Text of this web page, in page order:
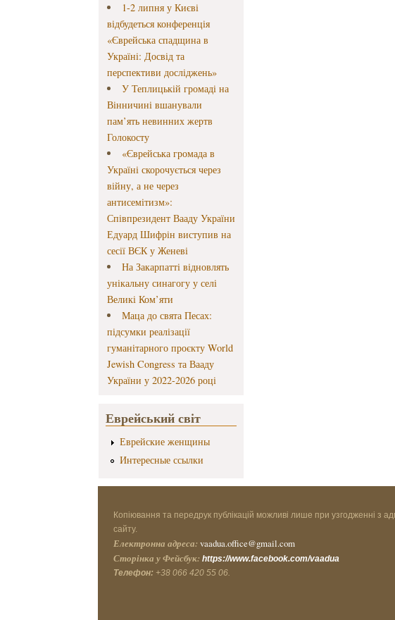
1-2 липня у Києві
відбудеться конференція
«Єврейська спадщина в
Україні: Досвід та
перспективи досліджень»
У Теплицькій громаді на
Вінничині вшанували
пам’ять невинних жертв
Голокосту
«Єврейська громада в
Україні скорочується через
війну, а не через
антисемітизм»:
Співпрезидент Вааду України
Едуард Шифрін виступив на
сесії ВЄК у Женеві
На Закарпатті відновлять
унікальну синагогу у селі
Великі Ком’яти
Маца до свята Песах:
підсумки реалізації
гуманітарного проєкту World
Jewish Congress та Вааду
України у 2022-2026 році
Еврейський світ
Еврейские женщины
Интересные ссылки
Копіювання та передрук публікацій можливі лише при узгодженні з
сайту.
Електронна адреса: vaadua.office@gmail.com
Сторінка у Фейсбук: https://www.facebook.com/vaadua
Телефон: +38 066 420 55 06.